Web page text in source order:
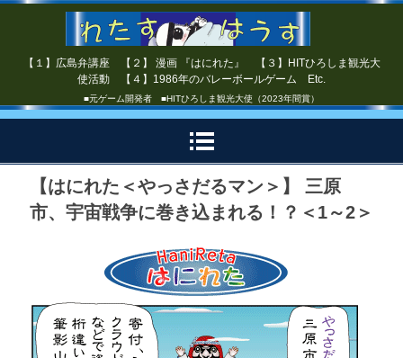
【１】広島弁講座 【２】 漫画 『はにれた』 【３】HITひろしま観光大
使活動 【４】1986年のバレーボールゲーム Etc.
■元ゲーム開発者 ■HITひろしま観光大使（2023年間賞）
【はにれた＜やっさだるマン＞】 三原
市、宇宙戦争に巻き込まれる！？＜1～2＞